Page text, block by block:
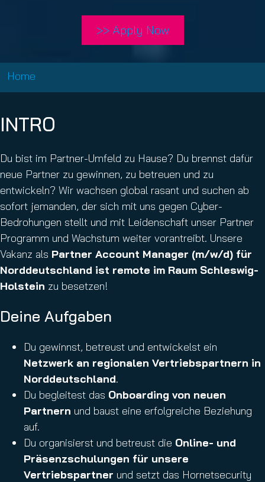
>> Apply Now
Home
INTRO
Du bist im Partner-Umfeld zu Hause? Du brennst dafür
neue Partner zu gewinnen, zu betreuen und zu
entwickeln? Wir wachsen global rasant und suchen ab
sofort jemanden, der sich mit uns gegen Cyber-
Bedrohungen stellt und mit Leidenschaft unser Partner
Programm und Wachstum weiter vorantreibt. Unsere
Vakanz als Partner Account Manager (m/w/d) für
Norddeutschland ist remote im Raum Schleswig-
Holstein zu besetzen!
Deine Aufgaben
Du gewinnst, betreust und entwickelst ein
Netzwerk an regionalen Vertriebspartnern in
Norddeutschland.
Du begleitest das Onboarding von neuen
Partnern und baust eine erfolgreiche Beziehung
auf.
Du organisierst und betreust die Online- und
Präsenzschulungen für unsere
Vertriebspartner und setzt das Hornetsecurity